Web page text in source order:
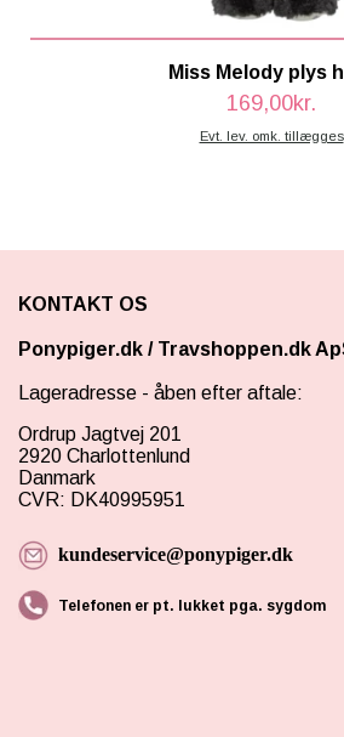
Miss Melody plys
169,00kr.
Evt. lev. omk. tillægges
KONTAKT OS
Ponypiger.dk / Travshoppen.dk
Lageradresse - åben efter aftale:
Ordrup Jagtvej 201
2920 Charlottenlund
Danmark
CVR: DK40995951
kundeservice@ponypiger.dk
Telefonen er pt. lukket pga. sygdom